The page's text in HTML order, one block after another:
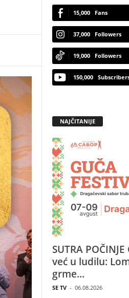
15,000 Fans
37,000 Followers
19,000 Followers
150,000
NAJČITANIJE
SUTRA
već u ludilu:
grme...
SE TV - 06.08.2026